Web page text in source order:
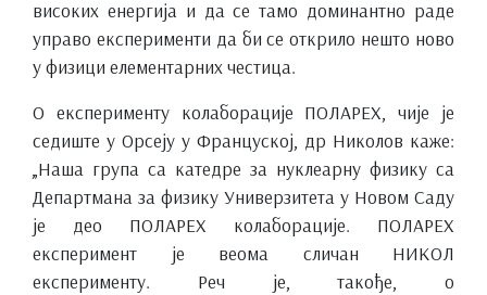
високих енергија и да се тамо доминантно раде
управо експерименти да би се открило нешто ново
у физици елементарних честица.
О експерименту колаборације ПОЛАРЕX, чије је
седиште у Орсеју у Француској, др Николов каже:
„Наша група са катедре за нуклеарну физику са
Департмана за физику Универзитета у Новом Саду
је део ПОЛАРЕX колаборације. ПОЛАРЕX
експеримент је веома сличан НИКОЛ
експерименту. Реч је, такође, о